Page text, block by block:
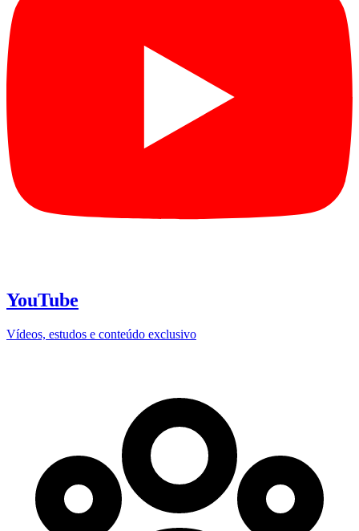
YouTube
Vídeos, estudos e conteúdo exclusivo